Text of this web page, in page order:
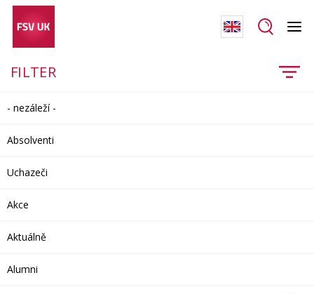
FILTER
- nezáleží -
Absolventi
Uchazeči
Akce
Aktuálně
Alumni